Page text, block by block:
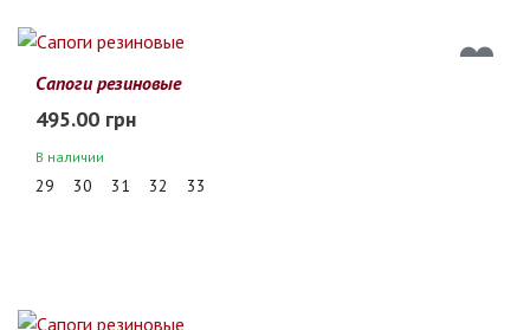
Сапоги резиновые
495.00 грн
В наличии
29 30 31 32 33